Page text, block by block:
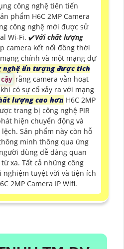
công nghệ tiên tiến
phẩm H6C 2MP Camera
công nghệ mới được sử
Wi-Fi. ✔️Với chất lượng
camera kết nối đồng thời
chính và một mạng dự
nghệ ấn tượng được tích
rằng camera vẫn hoạt
có sự cố xảy ra với mạng
lượng cao hơn H6C 2MP
trang bị công nghệ PIR
hiện chuyển động và
Sản phẩm này còn hỗ
minh thông qua ứng
dùng dễ dàng quan
xa. Tất cả những công
nghiệm tuyệt vời và tiện ích
2MP Camera IP Wifi.